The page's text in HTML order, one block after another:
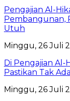
Pengajian Al-
Pembangunan,
Utuh
Minggu, 26 Juli
Di Pengajian Al-
Pastikan Tak
Minggu, 26 Juli